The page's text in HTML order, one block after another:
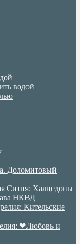
водой
Доломитовый
Ситня: Халцедоны
НКВД
Кительские
❤Любовь и